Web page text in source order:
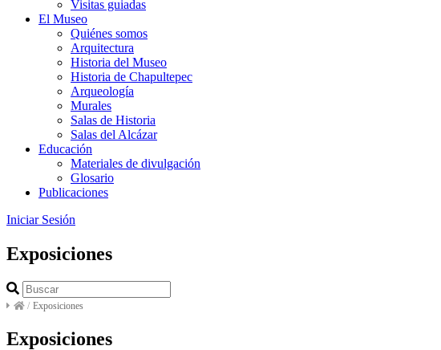
Visitas guiadas
El Museo
Quiénes somos
Arquitectura
Historia del Museo
Historia de Chapultepec
Arqueología
Murales
Salas de Historia
Salas del Alcázar
Educación
Materiales de divulgación
Glosario
Publicaciones
Iniciar Sesión
Exposiciones
/ Exposiciones
Exposiciones